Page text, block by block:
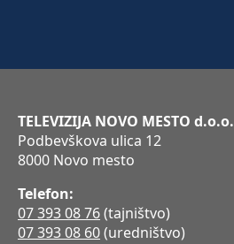
TELEVIZIJA NOVO MESTO d.o.o.
Podbevškova ulica 12
8000 Novo mesto
Telefon:
07 393 08 76(tajništvo)
07 393 08 60(uredništvo)